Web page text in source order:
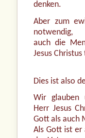
denken.
Aber zum
notwendig,
auch die
Jesus
Dies ist also
Wir glauben
Herr Jesus
Gott als auch
Als Gott ist er